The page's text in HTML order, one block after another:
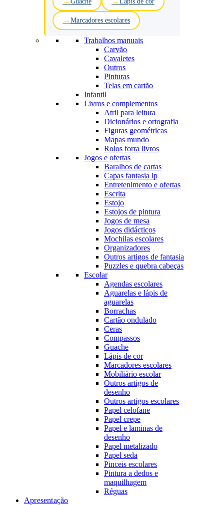
Marcadores escolares
Trabalhos manuais
Carvão
Cavaletes
Outros
Pinturas
Telas em cartão
Infantil
Livros e complementos
Atril para leitura
Dicionários e ortografia
Figuras geométricas
Mapas mundo
Rolos forra livros
Jogos e ofertas
Baralhos de cartas
Capas fantasia lp
Entretenimento e ofertas
Escrita
Estojo
Estojos de pintura
Jogos de mesa
Jogos didácticos
Mochilas escolares
Organizadores
Outros artigos de fantasia
Puzzles e quebra cabeças
Escolar
Agendas escolares
Aguarelas e lápis de
aguarelas
Borrachas
Cartão ondulado
Ceras
Compassos
Guache
Lápis de cor
Marcadores escolares
Mobiliário escolar
Outros artigos de
desenho
Outros artigos escolares
Papel celofane
Papel crepe
Papel e laminas de
desenho
Papel metalizado
Papel seda
Pinceis escolares
Pintura a dedos e
maquilhagem
Réguas
Apresentação